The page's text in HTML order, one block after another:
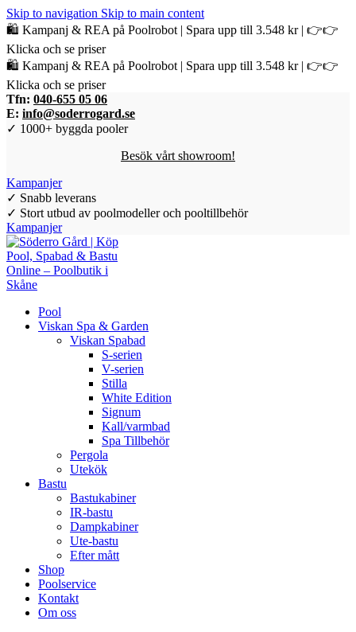
Skip to navigation Skip to main content
🛍️ Kampanj & REA på Poolrobot | Spara upp till 3.548 kr | 👉👉
Klicka och se priser
🛍️ Kampanj & REA på Poolrobot | Spara upp till 3.548 kr | 👉👉
Klicka och se priser
Tfn: 040-655 05 06
E: info@soderrogard.se
✓ 1000+ byggda pooler
Besök vårt showroom!
Kampanjer
✓ Snabb leverans
✓ Stort utbud av poolmodeller och pooltillbehör
Kampanjer
Pool
Viskan Spa & Garden
Viskan Spabad
S-serien
V-serien
Stilla
White Edition
Signum
Kall/varmbad
Spa Tillbehör
Pergola
Utekök
Bastu
Bastukabiner
IR-bastu
Dampkabiner
Ute-bastu
Efter mått
Shop
Poolservice
Kontakt
Om oss